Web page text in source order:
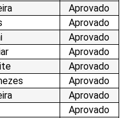
Aprovado
Aprovado
Aprovado
Aprovado
Aprovado
Aprovado
Aprovado
Aprovado